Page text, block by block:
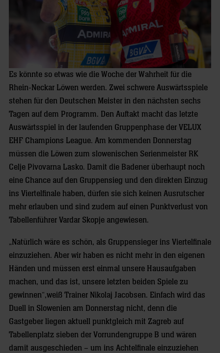
Es könnte so etwas wie die Woche der Wahrheit für die
Rhein-Neckar Löwen werden. Zwei schwere Auswärtsspiele
stehen für den Deutschen Meister in den nächsten sechs
Tagen auf dem Programm. Den Auftakt macht das letzte
Auswärtsspiel in der laufenden Gruppenphase der VELUX
EHF Champions League. Am kommenden Donnerstag
müssen die Löwen zum slowenischen Serienmeister RK
Celje Pivovarna Lasko. Damit die Badener überhaupt noch
eine Chance auf den Gruppensieg und den direkten Einzug
ins Viertelfinale haben, dürfen sie sich keinen Ausrutscher
mehr erlauben und sind zudem auf einen Punktverlust von
Tabellenführer Vardar Skopje angewiesen.
„Natürlich wäre es schön, als Gruppensieger ins Viertelfinale
einzuziehen. Aber wir haben es nicht mehr in den eigenen
Händen und müssen erst einmal unsere Hausaufgaben
machen, und das ist, unsere letzten beiden Spiele zu
gewinnen“,weiß Trainer Nikolaj Jacobsen. Einfach wird das
Duell in Slowenien am Donnerstag nicht, denn die
Gastgeber liegen aktuell punktgleich mit Zagreb auf
Tabellenplatz sieben der Vorrundengruppe B und wären
damit ausgeschieden – um ins Achtelfinale einzuziehen